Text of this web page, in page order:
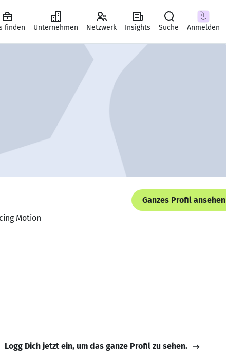
finden Unternehmen Netzwerk Insights Suche Anmelden
Ganzes Profil ansehen
Motion
Logg Dich jetzt ein, um das ganze Profil zu sehen.